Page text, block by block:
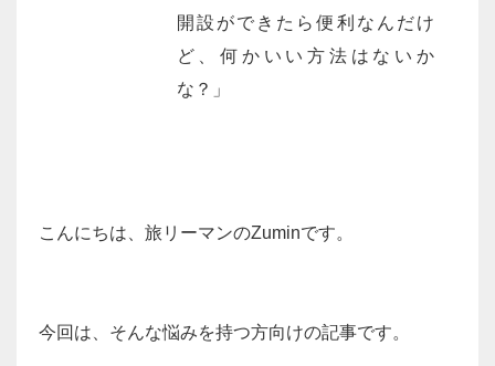
開設ができたら便利なんだけ
ど、何かいい方法はないか
な？」
こんにちは、旅リーマンのZuminです。
今回は、そんな悩みを持つ方向けの記事です。